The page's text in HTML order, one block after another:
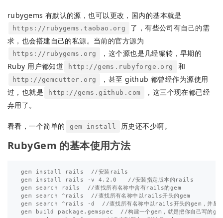
rubygems 有默认的源，也可以更改，国内的基本就是
https://rubygems.taobao.org
了，有些公司有自己的需
求，也会搭建自己的私源。当前的官方源为
https://rubygems.org
，这个源也是几经辗转，早期的
Ruby 用户都知道
http://gems.rubyforge.org 和
http://gemcutter.org
，甚至 github 都曾经作为源使用
过，也就是
http://gems.github.com
，这三个现在都已经
弃用了。
看看，一个简单的 gem install 历史还不少啊。
RubyGem 的基本使用方法
gem install rails  //安装rails
gem install rails -v 4.2.0   //安装指定版本的rails
gem search rails  //查找所有名称中含有rails的gem
gem search ^rails  //查找所有名称中以rails开头的gem
gem search ^rails -d  //查找所有名称中以rails开头的gem，并显示
gem build package.gemspec  //构建一个gem，就是把你自己写的gem